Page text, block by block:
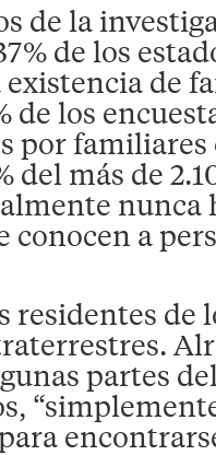
de la
de los
de
de los
por familiares
del más de
nunca
conocen a
residentes de
partes